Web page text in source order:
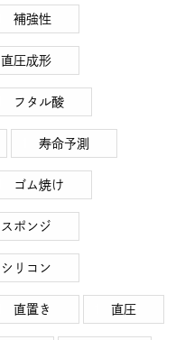
補強性
直圧成形
フタル酸
寿命予測
ゴム焼け
スポンジ
シリコン
直置き 直圧